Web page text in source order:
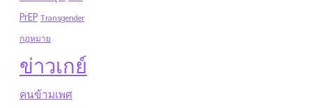
PrEP Transgender
กฎหมาย
ข่าวเกย์
คนข้ามเพศ